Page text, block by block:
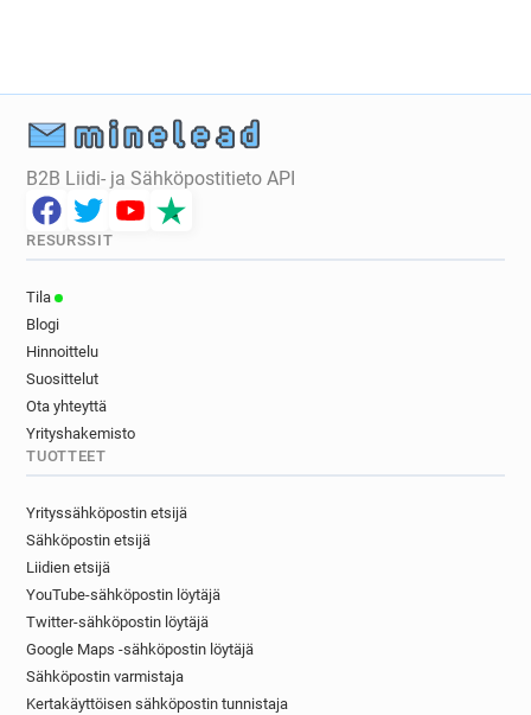
h********@letelegramme.fr
e*****@letelegramme.fr
x**********@letelegramme.fr
j*********@letelegramme.fr
t*******@letelegramme.fr
p***********@letelegramme.fr
t********@letelegramme.fr
k********@letelegramme.fr
w************@letelegramme.fr
l*******@letelegramme.fr
d********@letelegramme.fr
e*********@letelegramme.fr
p********@letelegramme.fr
s************@letelegramme.fr
c******@letelegramme.fr
B2B Liidi- ja Sähköpostitieto API
RESURSSIT
Tila
Blogi
Hinnoittelu
Suosittelut
Ota yhteyttä
Yrityshakemisto
TUOTTEET
Yrityssähköpostin etsijä
Sähköpostin etsijä
Liidien etsijä
YouTube-sähköpostin löytäjä
Twitter-sähköpostin löytäjä
Google Maps -sähköpostin löytäjä
Sähköpostin varmistaja
Kertakäyttöisen sähköpostin tunnistaja